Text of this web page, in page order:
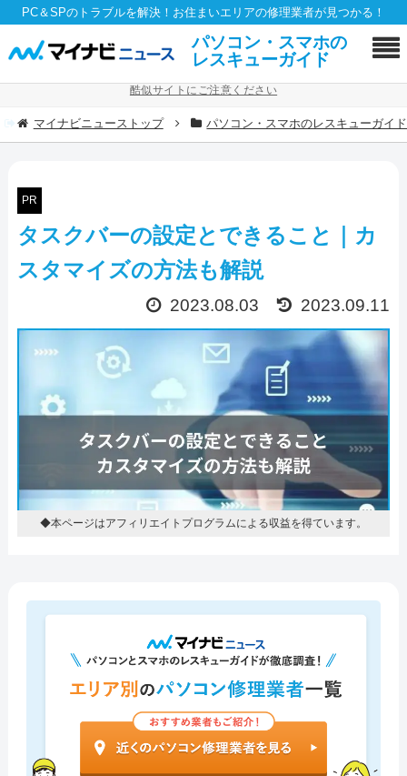
PC＆SPのトラブルを解決！お住まいエリアの修理業者が見つかる！
パソコン・スマホの
レスキューガイド
酷似サイトにご注意ください
マイナビニューストップ パソコン・スマホのレスキューガイド
PR
タスクバーの設定とできること｜カ
スタマイズの方法も解説
2023.08.03 2023.09.11
◆本ページはアフィリエイトプログラムによる収益を得ています。